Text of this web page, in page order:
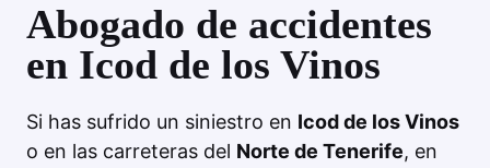
Abogado de accidentes
en Icod de los Vinos
Si has sufrido un siniestro en Icod de los Vinos
o en las carreteras del Norte de Tenerife, en